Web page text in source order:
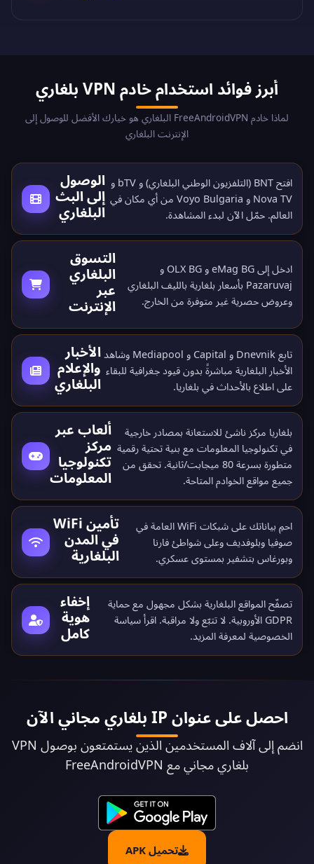
أبرز فوائد استخدام خادم VPN بلغاري
لماذا خادم FreeAndroidVPN البلغاري هو خيارك الأفضل للوصول إلى
الإنترنت البلغاري
الوصول
إلى البث
البلغاري
افتح BNT (التلفزيون الوطني البلغاري) و bTV و
Nova TV و Voyo Bulgaria من أي مكان في
العالم. حمّل الآن لبدء المشاهدة.
التسوق
البلغاري
عبر
الإنترنت
ادخل إلى eMag BG و OLX BG و
Pazaruvaj بأسعار بلغارية بالليف البلغاري
وعروض حصرية غير متوفرة من الخارج.
الأخبار
والإعلام
البلغاري
تابع Dnevnik و Capital و Mediapool وشاهد
الأخبار البلغارية مباشرةً بدون قيود جغرافية للبقاء
على اطلاع بالأحداث في بلغاريا.
ألعاب عبر
مركز
تكنولوجيا
المعلومات
بلغاريا مركز ناشئ للاستعانة بمصادر خارجية
في تكنولوجيا المعلومات مع بنية تحتية رقمية
متطورة بسرعة 80 ميجابت/ثانية. تحقق من
جميع مواقع الخوادم المتاحة.
تأمين WiFi
في المدن
البلغارية
احمِ بياناتك على شبكات WiFi العامة في
صوفيا وبلوفديف وعلى شواطئ فارنا
وبورغاس بتشفير بمستوى عسكري.
إخفاء
هوية
كامل
تصفّح المواقع البلغارية بشكل مجهول مع حماية
GDPR الأوروبية. لا تتبّع ولا مراقبة. اقرأ
سياسة
الخصوصية لمعرفة المزيد.
احصل على عنوان IP بلغاري مجاني الآن
انضم إلى آلاف المستخدمين الذين يستمتعون بوصول VPN
بلغاري مجاني مع FreeAndroidVPN
تحميل APK